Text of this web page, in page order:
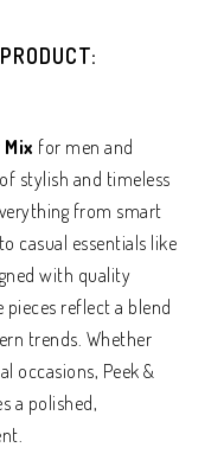
for men and
stylish and timeless
from smart
casual essentials like
with quality
reflect a blend
trends. Whether
occasions, Peek &
a polished,